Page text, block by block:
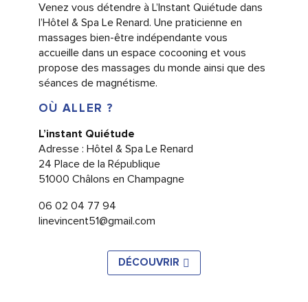
Venez vous détendre à L’Instant Quiétude dans
l’Hôtel & Spa Le Renard. Une praticienne en
massages bien-être indépendante vous
accueille dans un espace cocooning et vous
propose des massages du monde ainsi que des
séances de magnétisme.
OÙ ALLER ?
L’instant Quiétude
Adresse : Hôtel & Spa Le Renard
24 Place de la République
51000 Châlons en Champagne
06 02 04 77 94
linevincent51@gmail.com
DÉCOUVRIR